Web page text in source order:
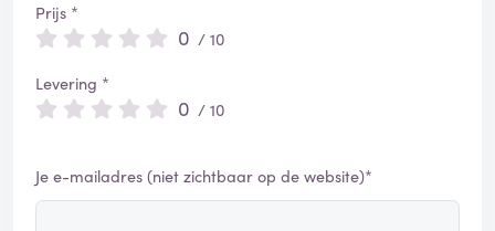
Prijs *
0 / 10
Levering *
0 / 10
Je e-mailadres (niet zichtbaar op de website)*